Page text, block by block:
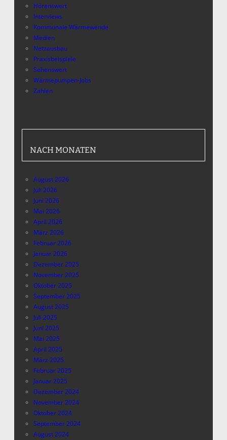
Hörenswert
Interviews
Kommunale Wärmewende
Medien
Netzausbau
Praxisbeispiele
Sehenswert
Wärmepumpen-Jobs
Zahlen
NACH MONATEN
August 2026
Juli 2026
Juni 2026
Mai 2026
April 2026
März 2026
Februar 2026
Januar 2026
Dezember 2025
November 2025
Oktober 2025
September 2025
August 2025
Juli 2025
Juni 2025
Mai 2025
April 2025
März 2025
Februar 2025
Januar 2025
Dezember 2024
November 2024
Oktober 2024
September 2024
August 2024